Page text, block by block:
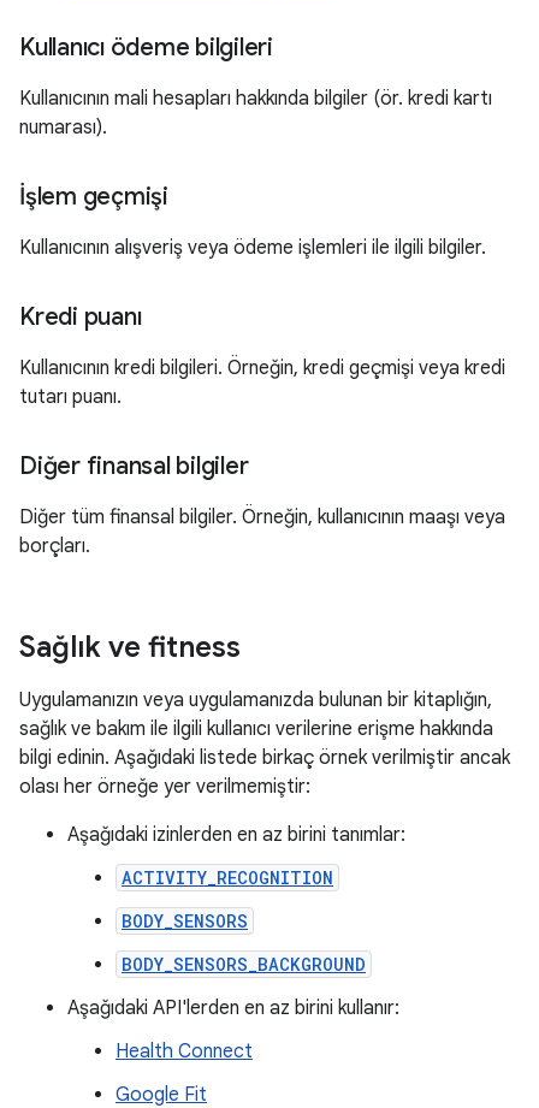
Kullanıcı ödeme bilgileri
Kullanıcının mali hesapları hakkında bilgiler (ör. kredi kartı
numarası).
İşlem geçmişi
Kullanıcının alışveriş veya ödeme işlemleri ile ilgili bilgiler.
Kredi puanı
Kullanıcının kredi bilgileri. Örneğin, kredi geçmişi veya kredi
tutarı puanı.
Diğer finansal bilgiler
Diğer tüm finansal bilgiler. Örneğin, kullanıcının maaşı veya
borçları.
Sağlık ve fitness
Uygulamanızın veya uygulamanızda bulunan bir kitaplığın,
sağlık ve bakım ile ilgili kullanıcı verilerine erişme hakkında
bilgi edinin. Aşağıdaki listede birkaç örnek verilmiştir ancak
olası her örneğe yer verilmemiştir:
Aşağıdaki izinlerden en az birini tanımlar:
ACTIVITY_RECOGNITION
BODY_SENSORS
BODY_SENSORS_BACKGROUND
Aşağıdaki API'lerden en az birini kullanır:
Health Connect
Google Fit